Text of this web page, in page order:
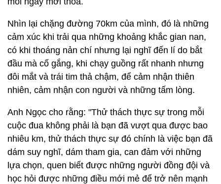
Nhìn lại chặng đường 70km của mình, đó là những
cảm xúc khi trải qua những khoảng khắc gian nan,
có khi thoáng nản chí nhưng lại nghĩ đến lí do bắt
đầu mà cố gắng, khi chạy guồng rất nhanh nhưng
đôi mắt và trái tim thả chậm, để cảm nhận thiên
nhiên, cảm nhận con người và những tấm lòng.
Anh Ngọc cho rằng: "Thử thách thực sự trong mỗi
cuộc đua không phải là bạn đã vượt qua được bao
nhiêu km, thử thách thực sự đó chính là việc bạn đã
dám suy nghĩ, dám tham gia, can đảm với những
lựa chọn, quen biết được những người đồng đội và
học hỏi được những điều mới mẻ để trở nên mạnh